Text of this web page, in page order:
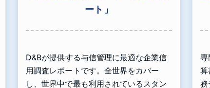
ート」
D&Bが提供する与信管理に最適な企業信
用調査レポートです。全世界をカバー
し、世界中で最も利用されているスタン
専
算
務